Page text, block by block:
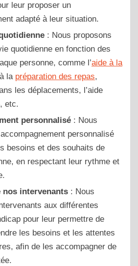
leur proposer un
adapté à leur situation.
: Nous proposons
quotidienne en fonction des
personne, comme l’aide à la
la préparation des repas,
les déplacements, l’aide
etc.
personnalisé : Nous
personnalisé
besoins et des souhaits de
en respectant leur rythme et
nos intervenants : Nous
aux différentes
pour leur permettre de
les besoins et les attentes
afin de les accompagner de